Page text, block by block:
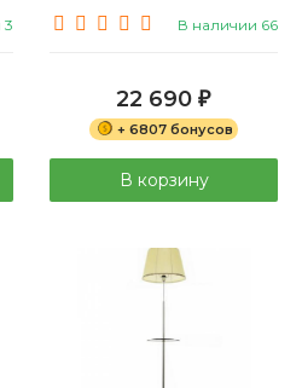
3 В наличии 66
22 690 ₽
+ 6807 бонусов
В корзину